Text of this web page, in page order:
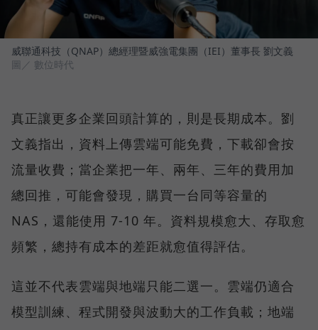
威聯通科技（QNAP）總經理暨威強電集團（IEI）董事長 劉文義
圖／ 數位時代
真正讓更多企業回頭計算的，則是長期成本。劉
文義指出，資料上傳雲端可能免費，下載卻會按
流量收費；當企業把一年、兩年、三年的費用加
總回推，可能會發現，購買一台同等容量的
NAS，還能使用 7-10 年。資料規模愈大、存取愈
頻繁，總持有成本的差距就愈值得評估。
這並不代表雲端與地端只能二選一。雲端仍適合
模型訓練、程式開發與波動大的工作負載；地端